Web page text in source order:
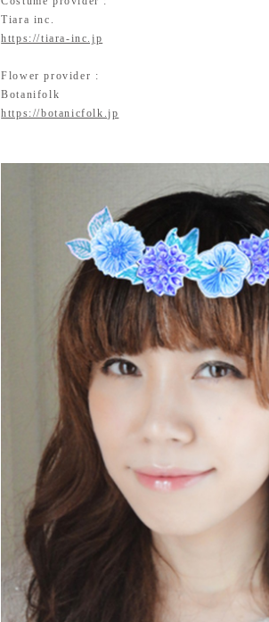
Tiara inc.
https://tiara-inc.jp
Flower provider :
Botanifolk
https://botanicfolk.jp